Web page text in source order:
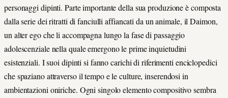
personaggi dipinti. Parte importante della sua produzione è composta
dalla serie dei ritratti di fanciulli affiancati da un animale, il Daimon,
un alter ego che li accompagna lungo la fase di passaggio
adolescenziale nella quale emergono le prime inquietudini
esistenziali. I suoi dipinti si fanno carichi di riferimenti enciclopedici
che spaziano attraverso il tempo e le culture, inserendosi in
ambientazioni oniriche. Ogni singolo elemento compositivo sembra